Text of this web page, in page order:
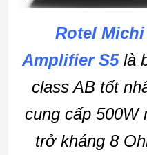
Rotel
Amplifier S5 là
class AB tốt
cung cấp 500W
trở kháng 8